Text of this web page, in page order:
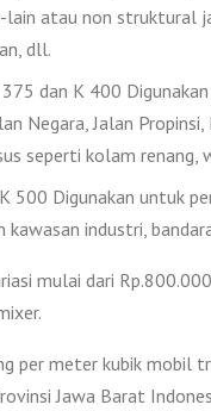
lain atau non struktural
dll.
dan K 400
Negara, Jalan
seperti kolam renang,
500 Digunakan untuk
kawasan industri,
mulai dari
per meter kubik mobil
Jawa Barat